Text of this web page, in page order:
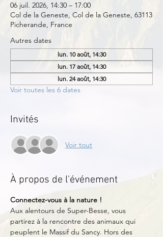
06 juil. 2026, 14:30 – 17:00
Col de la Geneste, Col de la Geneste, 63113
Picherande, France
Autres dates
lun. 10 août, 14:30
lun. 17 août, 14:30
lun. 24 août, 14:30
Voir toutes les 6 dates
Invités
Voir tout
À propos de l'événement
Connectez-vous à la nature !
Aux alentours de Super-Besse, vous
partirez à la rencontre des animaux qui
peuplent le Massif du Sancy. Hors des